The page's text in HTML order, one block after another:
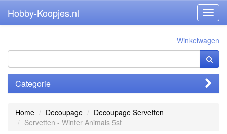
Hobby-Koopjes.nl
Winkelwagen
Categorie
Home Decoupage
Decoupage Servetten
Servetten - Winter Animals 5st